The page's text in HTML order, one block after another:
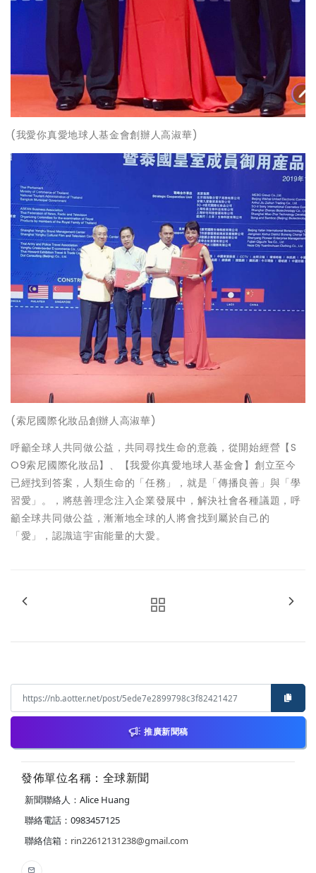
(我愛你真愛地球人基金會創辦人高淑華)
(索尼國際化妝品創辦人高淑華)
呼籲全球人共同做公益，共同尋找生命的意義，從開始經營【S
O9索尼國際化妝品】、【我愛你真愛地球人基金會】創立至今
已經找到答案，人類生命的「任務」，就是「傳播良善」與「學
習愛」。，將慈善理念注入企業發展中，解決社會各種議題，呼
籲全球共同做公益，漸漸地全球的人將會找到屬於自己的
「愛」，認識這宇宙能量的大愛。
推廣新聞稿
發佈單位名稱：全球新聞
新聞聯絡人：Alice Huang
聯絡電話：0983457125
聯絡信箱： rin22612131238@gmail.com